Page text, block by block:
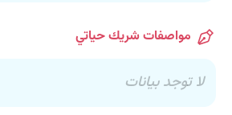
مواصفات شريك حياتي
لا توجد بيانات